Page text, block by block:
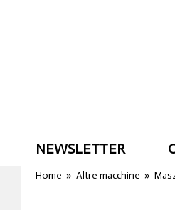
NEWSLETTER
Home »Altre macchine »